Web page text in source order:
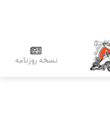
نسخه روزنامه